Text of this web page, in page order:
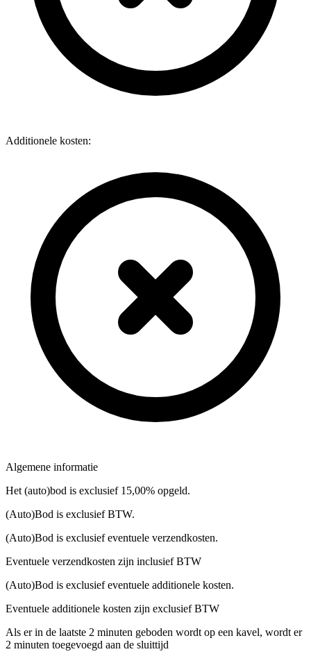
Additionele kosten:
Algemene informatie
Het (auto)bod is exclusief 15,00% opgeld.
(Auto)Bod is exclusief BTW.
(Auto)Bod is exclusief eventuele verzendkosten.
Eventuele verzendkosten zijn inclusief BTW
(Auto)Bod is exclusief eventuele additionele kosten.
Eventuele additionele kosten zijn exclusief BTW
Als er in de laatste 2 minuten geboden wordt op een kavel, wordt er
2 minuten toegevoegd aan de sluittijd